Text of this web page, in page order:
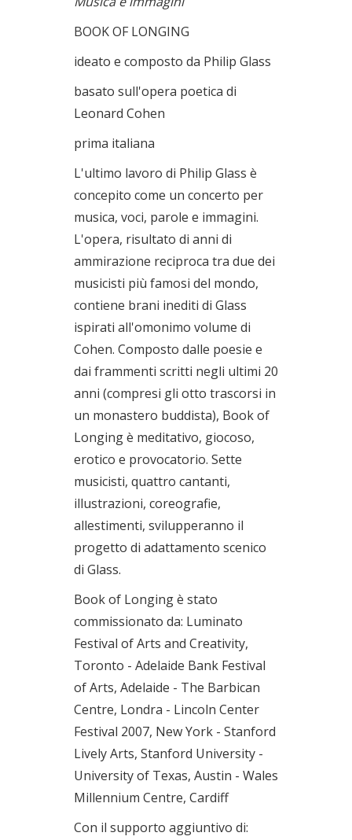
BOOK OF LONGING
ideato e composto da Philip Glass
basato sull'opera poetica di
Leonard Cohen
prima italiana
L'ultimo lavoro di Philip Glass è
concepito come un concerto per
musica, voci, parole e immagini.
L'opera, risultato di anni di
ammirazione reciproca tra due dei
musicisti più famosi del mondo,
contiene brani inediti di Glass
ispirati all'omonimo volume di
Cohen. Composto dalle poesie e
dai frammenti scritti negli ultimi 20
anni (compresi gli otto trascorsi in
un monastero buddista), Book of
Longing è meditativo, giocoso,
erotico e provocatorio. Sette
musicisti, quattro cantanti,
illustrazioni, coreografie,
allestimenti, svilupperanno il
progetto di adattamento scenico
di Glass.
Book of Longing è stato
commissionato da: Luminato
Festival of Arts and Creativity,
Toronto - Adelaide Bank Festival
of Arts, Adelaide - The Barbican
Centre, Londra - Lincoln Center
Festival 2007, New York - Stanford
Lively Arts, Stanford University -
University of Texas, Austin - Wales
Millennium Centre, Cardiff
Con il supporto aggiuntivo di: